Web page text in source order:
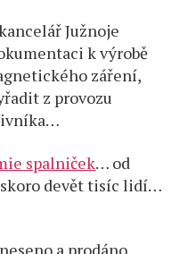
Južnoje
k výrobě
záření,
z provozu
spalniček… od
devět tisíc lidí…
a prodáno